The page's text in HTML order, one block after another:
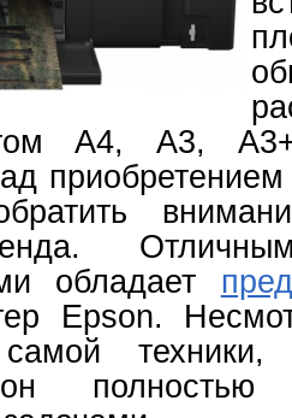
А4, А3,
обладает
Epson.
полностью